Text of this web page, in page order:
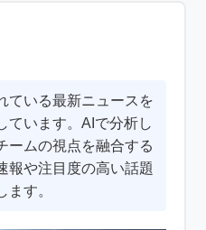
ている最新ニュースを
ています。AIで分析し
ームの視点を融合する
報や注目度の高い話題
ます。